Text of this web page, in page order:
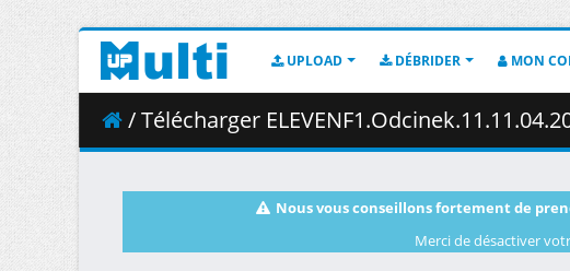
UPLOAD DÉBRIDER MON
/ Télécharger
Nous vous conseillons fortement de
Merci de désactiver